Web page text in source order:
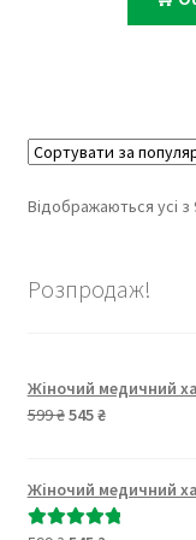
Відображаються усі з
Розпродаж!
Жіночий медичний
599₴Оригінальна
545₴Поточна
Жіночий медичний